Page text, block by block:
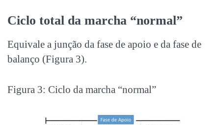
Ciclo total da marcha “normal”
Equivale a junção da fase de apoio e da fase de
balanço (Figura 3).
Figura 3: Ciclo da marcha “normal”